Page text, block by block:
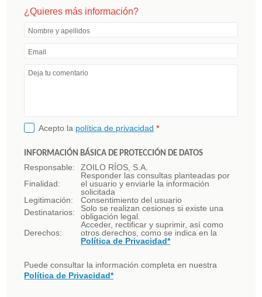
¿Quieres más información?
Nombre y apellidos
Email
Deja tu comentario
Acepto la política de privacidad *
INFORMACIÓN BÁSICA DE PROTECCIÓN DE DATOS
Responsable:
ZOILO RÍOS, S.A.
Finalidad:
Responder las consultas planteadas por
el usuario y enviarle la información
solicitada
Legitimación:
Consentimiento del usuario
Destinatarios:
Solo se realizan cesiones si existe una
obligación legal.
Derechos:
Acceder, rectificar y suprimir, así como
otros derechos, como se indica en la
Política de Privacidad*
Puede consultar la información completa en nuestra
Política de Privacidad*